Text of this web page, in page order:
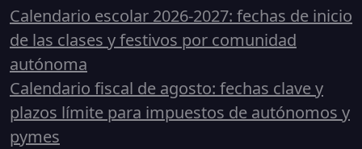
Calendario escolar 2026-2027: fechas de inicio
de las clases y festivos por comunidad
autónoma
Calendario fiscal de agosto: fechas clave y
plazos límite para impuestos de autónomos y
pymes